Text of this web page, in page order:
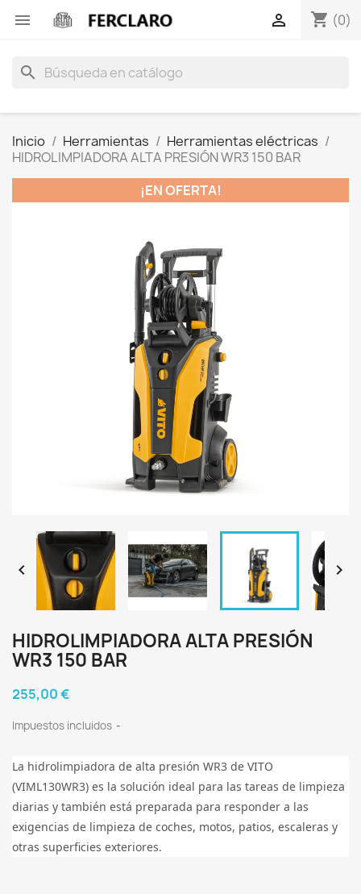
 shopping_cart (0)

search
Inicio Herramientas
Herramientas eléctricas
HIDROLIMPIADORA ALTA PRESIÓN WR3 150 BAR
¡EN OFERTA!
 
HIDROLIMPIADORA ALTA PRESIÓN
WR3 150 BAR
255,00 €
Impuestos incluidos
La hidrolimpiadora de alta presión WR3 de VITO
(VIML130WR3) es la solución ideal para las tareas de limpieza
diarias y también está preparada para responder a las
exigencias de limpieza de coches, motos, patios, escaleras y
otras superficies exteriores.